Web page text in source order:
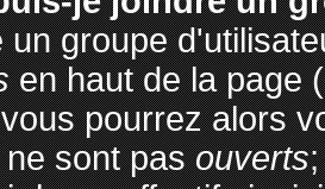
un groupe
en haut de la page
pourrez alors
ne sont pasouverts